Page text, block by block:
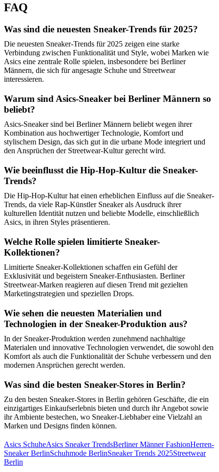
FAQ
Was sind die neuesten Sneaker-Trends für 2025?
Die neuesten Sneaker-Trends für 2025 zeigen eine starke
Verbindung zwischen Funktionalität und Style, wobei Marken wie
Asics eine zentrale Rolle spielen, insbesondere bei Berliner
Männern, die sich für angesagte Schuhe und Streetwear
interessieren.
Warum sind Asics-Sneaker bei Berliner Männern so
beliebt?
Asics-Sneaker sind bei Berliner Männern beliebt wegen ihrer
Kombination aus hochwertiger Technologie, Komfort und
stylischem Design, das sich gut in die urbane Mode integriert und
den Ansprüchen der Streetwear-Kultur gerecht wird.
Wie beeinflusst die Hip-Hop-Kultur die Sneaker-
Trends?
Die Hip-Hop-Kultur hat einen erheblichen Einfluss auf die Sneaker-
Trends, da viele Rap-Künstler Sneaker als Ausdruck ihrer
kulturellen Identität nutzen und beliebte Modelle, einschließlich
Asics, in ihren Styles präsentieren.
Welche Rolle spielen limitierte Sneaker-
Kollektionen?
Limitierte Sneaker-Kollektionen schaffen ein Gefühl der
Exklusivität und begeistern Sneaker-Enthusiasten. Berliner
Streetwear-Marken reagieren auf diesen Trend mit gezielten
Marketingstrategien und speziellen Drops.
Wie sehen die neuesten Materialien und
Technologien in der Sneaker-Produktion aus?
In der Sneaker-Produktion werden zunehmend nachhaltige
Materialen und innovative Technologien verwendet, die sowohl den
Komfort als auch die Funktionalität der Schuhe verbessern und den
modernen Ansprüchen gerecht werden.
Was sind die besten Sneaker-Stores in Berlin?
Zu den besten Sneaker-Stores in Berlin gehören Geschäfte, die ein
einzigartiges Einkaufserlebnis bieten und durch ihr Angebot sowie
ihr Ambiente bestechen, wo Sneaker-Liebhaber eine Vielzahl an
Marken und Designs finden können.
Asics SchuheAsics Sneaker TrendsBerliner Männer FashionHerren-
Sneaker BerlinSchuhmode BerlinSneaker Trends 2025Streetwear
Berlin